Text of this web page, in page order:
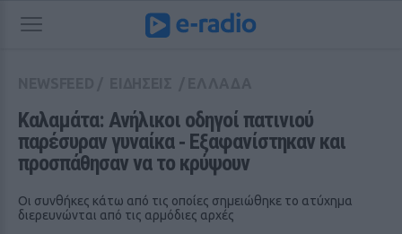
Καλαμάτα: Ανήλικοι οδηγοί πατινιού
παρέσυραν γυναίκα ‑ Εξαφανίστηκαν και
προσπάθησαν να το κρύψουν
Οι συνθήκες κάτω από τις οποίες σημειώθηκε το ατύχημα
διερευνώνται από τις αρμόδιες αρχές